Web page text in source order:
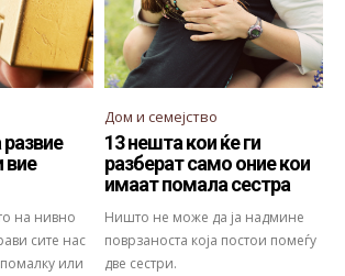
вие
на нивно
сите нас
или
Дом и семејство
13 нешта кои ќе ги
разберат само оние кои
имаат помала сестра
Ништо не може да ја надмине
поврзаноста која постои помеѓу
две сестри.